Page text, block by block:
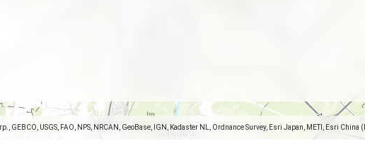
GEBCO, USGS, FAO, NPS, NRCAN, GeoBase, IGN, Kadaster NL, Ordnance Survey, Esri Japan, METI, Esri